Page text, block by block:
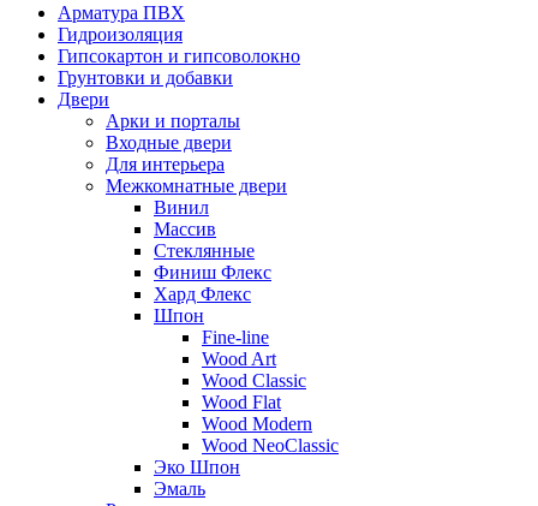
Арматура ПВХ
Гидроизоляция
Гипсокартон и гипсоволокно
Грунтовки и добавки
Двери
Арки и порталы
Входные двери
Для интерьера
Межкомнатные двери
Винил
Массив
Стеклянные
Финиш Флекс
Хард Флекс
Шпон
Fine-line
Wood Art
Wood Classic
Wood Flat
Wood Modern
Wood NeoClassic
Эко Шпон
Эмаль